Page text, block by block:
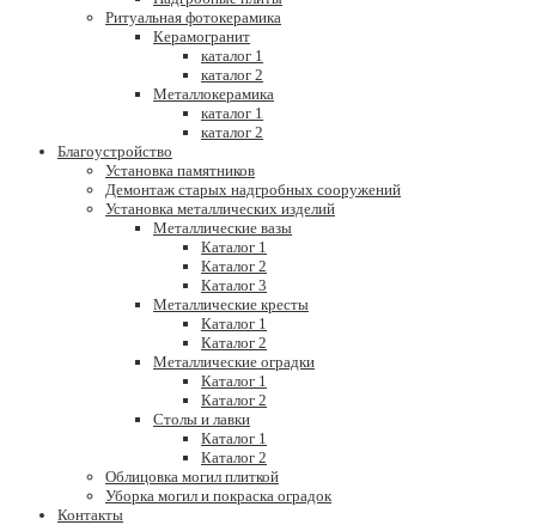
Ритуальная фотокерамика
Керамогранит
каталог 1
каталог 2
Металлокерамика
каталог 1
каталог 2
Благоустройство
Установка памятников
Демонтаж старых надгробных сооружений
Установка металлических изделий
Металлические вазы
Каталог 1
Каталог 2
Каталог 3
Металлические кресты
Каталог 1
Каталог 2
Металлические оградки
Каталог 1
Каталог 2
Столы и лавки
Каталог 1
Каталог 2
Облицовка могил плиткой
Уборка могил и покраска оградок
Контакты